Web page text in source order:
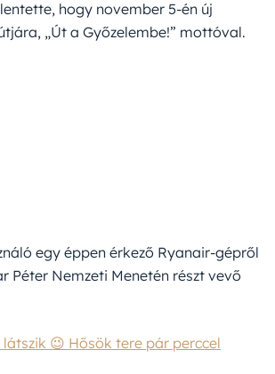
hogy november 5-én új
„Út a Győzelembe!” mottóval.
egy éppen érkező Ryanair-gépről
Péter Nemzeti Menetén részt vevő
látszik 😉 Hősök tere pár perccel